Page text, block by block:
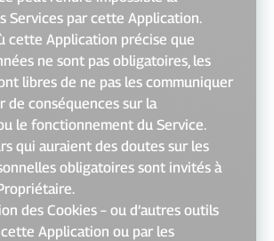
Services par cette Application.
cette Application précise que
ne sont pas obligatoires, les
libres de ne pas les communiquer
de conséquences sur la
le fonctionnement du Service.
qui auraient des doutes sur les
obligatoires sont invités à
des Cookies – ou d’autres outils
Application ou par les